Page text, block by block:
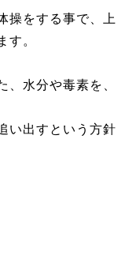
操をする事で、上
。
水分や毒素を、
い出すという方針